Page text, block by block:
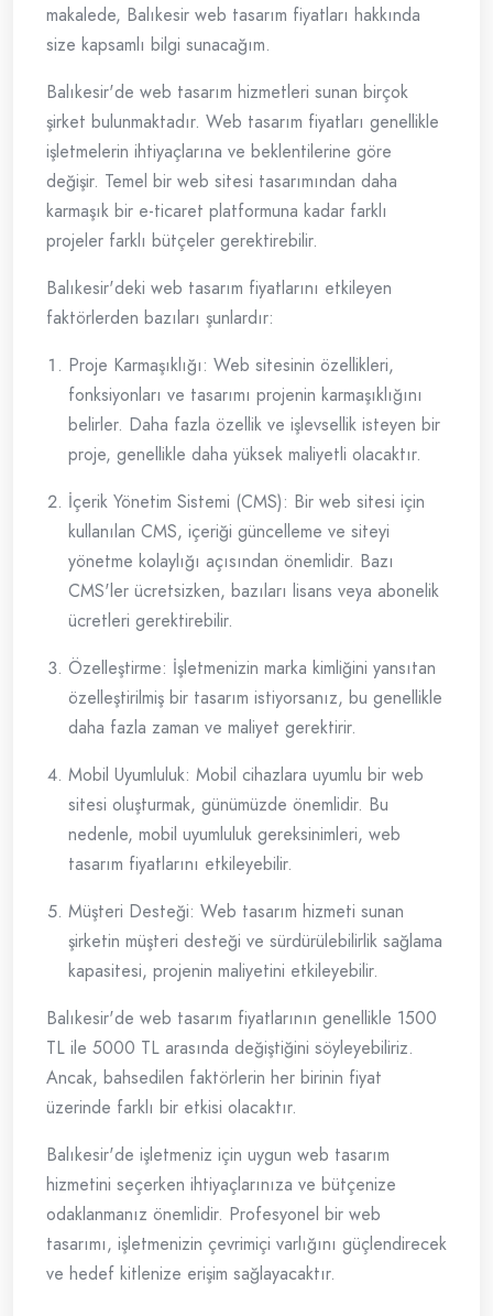
makalede, Balıkesir web tasarım fiyatları hakkında
size kapsamlı bilgi sunacağım.
Balıkesir'de web tasarım hizmetleri sunan birçok
şirket bulunmaktadır. Web tasarım fiyatları genellikle
işletmelerin ihtiyaçlarına ve beklentilerine göre
değişir. Temel bir web sitesi tasarımından daha
karmaşık bir e-ticaret platformuna kadar farklı
projeler farklı bütçeler gerektirebilir.
Balıkesir'deki web tasarım fiyatlarını etkileyen
faktörlerden bazıları şunlardır:
Proje Karmaşıklığı: Web sitesinin özellikleri,
fonksiyonları ve tasarımı projenin karmaşıklığını
belirler. Daha fazla özellik ve işlevsellik isteyen bir
proje, genellikle daha yüksek maliyetli olacaktır.
İçerik Yönetim Sistemi (CMS): Bir web sitesi için
kullanılan CMS, içeriği güncelleme ve siteyi
yönetme kolaylığı açısından önemlidir. Bazı
CMS'ler ücretsizken, bazıları lisans veya abonelik
ücretleri gerektirebilir.
Özelleştirme: İşletmenizin marka kimliğini yansıtan
özelleştirilmiş bir tasarım istiyorsanız, bu genellikle
daha fazla zaman ve maliyet gerektirir.
Mobil Uyumluluk: Mobil cihazlara uyumlu bir web
sitesi oluşturmak, günümüzde önemlidir. Bu
nedenle, mobil uyumluluk gereksinimleri, web
tasarım fiyatlarını etkileyebilir.
Müşteri Desteği: Web tasarım hizmeti sunan
şirketin müşteri desteği ve sürdürülebilirlik sağlama
kapasitesi, projenin maliyetini etkileyebilir.
Balıkesir'de web tasarım fiyatlarının genellikle 1500
TL ile 5000 TL arasında değiştiğini söyleyebiliriz.
Ancak, bahsedilen faktörlerin her birinin fiyat
üzerinde farklı bir etkisi olacaktır.
Balıkesir'de işletmeniz için uygun web tasarım
hizmetini seçerken ihtiyaçlarınıza ve bütçenize
odaklanmanız önemlidir. Profesyonel bir web
tasarımı, işletmenizin çevrimiçi varlığını güçlendirecek
ve hedef kitlenize erişim sağlayacaktır.